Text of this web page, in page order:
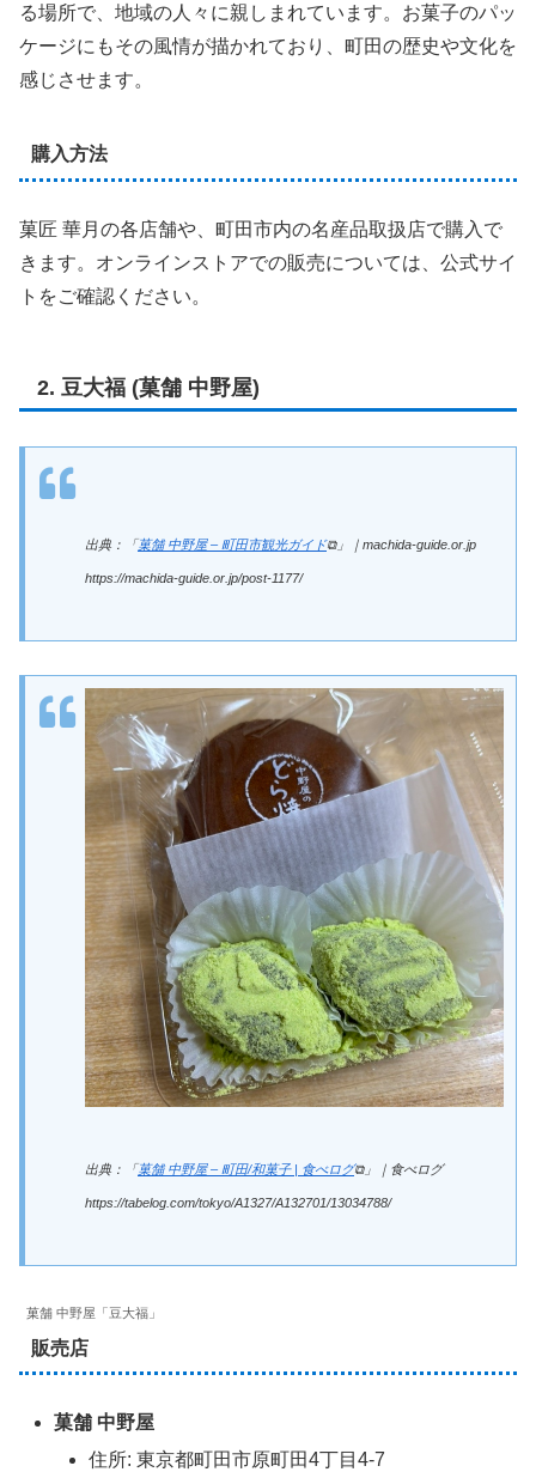
る場所で、地域の人々に親しまれています。お菓子のパッ
ケージにもその風情が描かれており、町田の歴史や文化を
感じさせます。
購入方法
菓匠 華月の各店舗や、町田市内の名産品取扱店で購入で
きます。オンラインストアでの販売については、公式サイ
トをご確認ください。
2. 豆大福 (菓舗 中野屋)
出典：「菓舗 中野屋 – 町田市観光ガイド⧉」｜machida-guide.or.jp
https://machida-guide.or.jp/post-1177/
出典：「 菓舗 中野屋 – 町田/和菓子 | 食べログ⧉」｜食べログ
https://tabelog.com/tokyo/A1327/A132701/13034788/
菓舗 中野屋「豆大福」
販売店
菓舗 中野屋
住所: 東京都町田市原町田4丁目4-7